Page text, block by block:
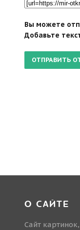
Вы можете
Добавьте
О САЙТЕ
Сайт